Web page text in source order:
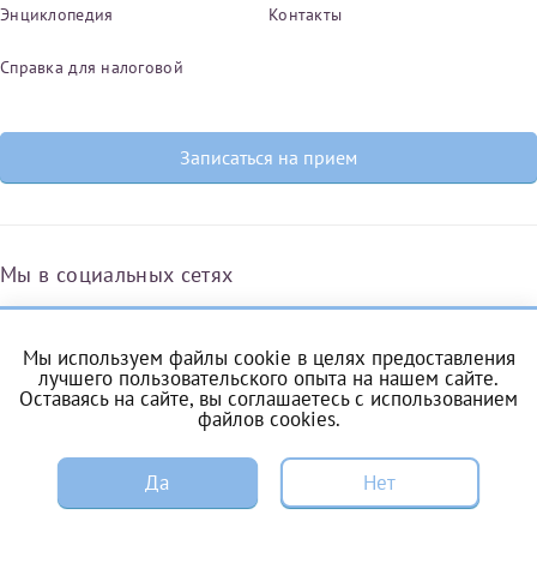
Энциклопедия Контакты
Справка для налоговой
Записаться на прием
Мы в социальных сетях
Вконтакте ОдноклассникиЯндекс.Дзен Telegram Max
Комендантский проспект, 53/1A
Мы используем файлы cookie в целях предоставления
лучшего пользовательского опыта на нашем сайте.
Оставаясь на сайте, вы соглашаетесь с использованием
файлов cookies.
Да Нет
ЗАПИСЬ